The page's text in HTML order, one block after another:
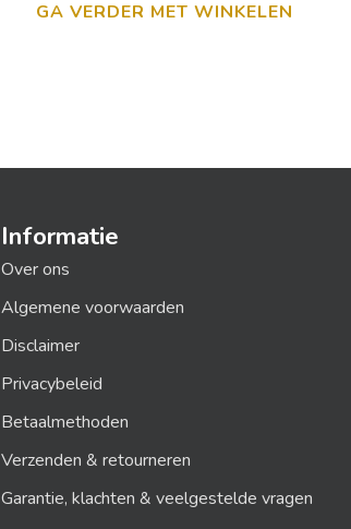
GA VERDER MET WINKELEN
Informatie
Over ons
Algemene voorwaarden
Disclaimer
Privacybeleid
Betaalmethoden
Verzenden & retourneren
Garantie, klachten & veelgestelde vragen